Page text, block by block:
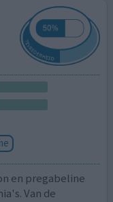
en pregabeline
Van de